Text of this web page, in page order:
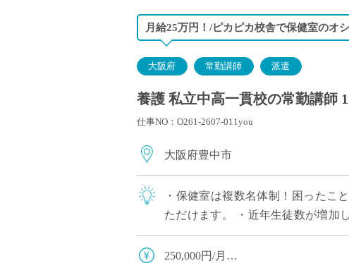
ICT支援員
実習助手
司書
部活動指導員
学童スタッフ
月給25万円！/ピカピカ校舎で保健室のオ
大阪府 常勤講師 派遣
養護 私立中高一貫校の常勤講師
仕事NO：O261-2607-011you
大阪府豊中市
・保健室は複数名体制！困ったこ
ただけます。 ・近年生徒数が増加
けます。 ・経験不問！ブランク
250,000円/月